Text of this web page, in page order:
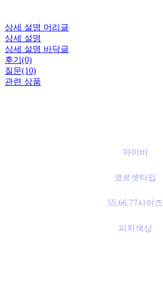
상세 설명 머리글
상세 설명
상세 설명 바닥글
후기(0)
질문(10)
관련 상품
아이비
코르셋타입
55,66,77사이즈
피치색상